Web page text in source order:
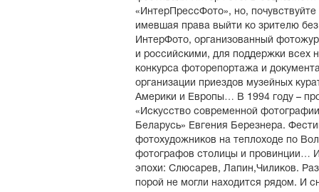
«ИнтерПрессФото», но,
имевшая права выйти ко зрителю
ИнтерФото, организованный
и российскими, для поддержки всех
конкурса фоторепортажа и
организации приездов музейных
Америки и Европы… В 1994 году –
«Искусство современной
Беларусь» Евгения Березнера.
фотохудожников на теплоходе по
фотографов столицы и провинции…
эпохи: Слюсарев, Лапин,Чиликов.
порой не могли находится рядом. И